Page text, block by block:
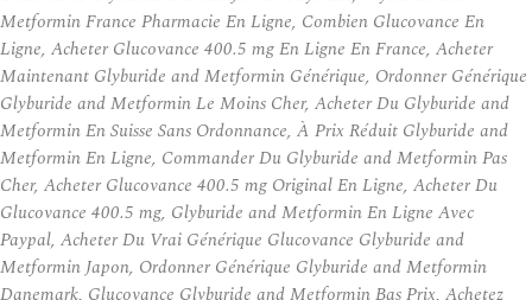
Metformin France Pharmacie En Ligne, Combien Glucovance En
Ligne, Acheter Glucovance 400.5 mg En Ligne En France, Acheter
Maintenant Glyburide and Metformin Générique, Ordonner Générique
Glyburide and Metformin Le Moins Cher, Acheter Du Glyburide and
Metformin En Suisse Sans Ordonnance, À Prix Réduit Glyburide and
Metformin En Ligne, Commander Du Glyburide and Metformin Pas
Cher, Acheter Glucovance 400.5 mg Original En Ligne, Acheter Du
Glucovance 400.5 mg, Glyburide and Metformin En Ligne Avec
Paypal, Acheter Du Vrai Générique Glucovance Glyburide and
Metformin Japon, Ordonner Générique Glyburide and Metformin